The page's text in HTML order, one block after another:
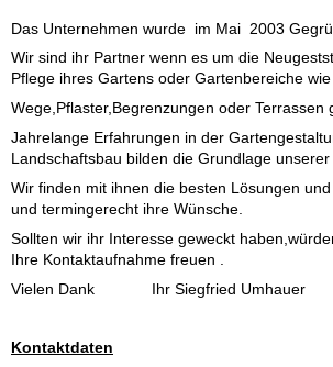
Das Unternehmen wurde im Mai 2003
Wir sind ihr Partner wenn es um die
Pflege ihres Gartens oder Gartenbereiche wie
Wege,Pflaster,Begrenzungen oder Terrassen
Jahrelange Erfahrungen in der
Landschaftsbau bilden die Grundlage unserer
Wir finden mit ihnen die besten Lösungen
und termingerecht ihre Wünsche.
Sollten wir ihr Interesse geweckt
Ihre Kontaktaufnahme freuen .
Vielen Dank Ihr Siegfried Umhauer
Kontaktdaten